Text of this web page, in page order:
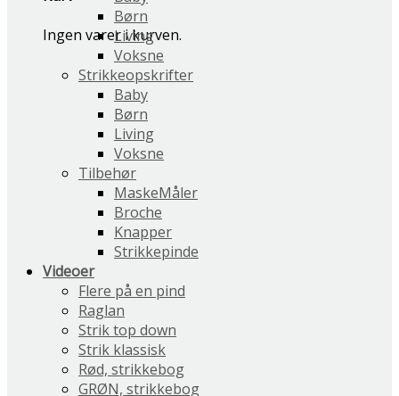
Ingen varer i kurven.
Børn
Living
Voksne
Strikkeopskrifter
Baby
Børn
Living
Voksne
Tilbehør
MaskeMåler
Broche
Knapper
Strikkepinde
Videoer
Flere på en pind
Raglan
Strik top down
Strik klassisk
Rød, strikkebog
GRØN, strikkebog